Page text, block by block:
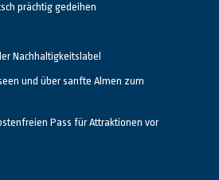
prächtig gedeihen
Nachhaltigkeitslabel
und über sanfte Almen zum
Pass für Attraktionen vor